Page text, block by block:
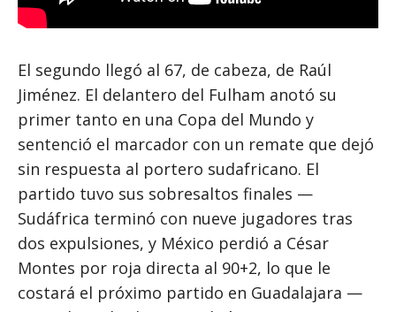
El segundo llegó al 67, de cabeza, de Raúl
Jiménez. El delantero del Fulham anotó su
primer tanto en una Copa del Mundo y
sentenció el marcador con un remate que dejó
sin respuesta al portero sudafricano. El
partido tuvo sus sobresaltos finales —
Sudáfrica terminó con nueve jugadores tras
dos expulsiones, y México perdió a César
Montes por roja directa al 90+2, lo que le
costará el próximo partido en Guadalajara —